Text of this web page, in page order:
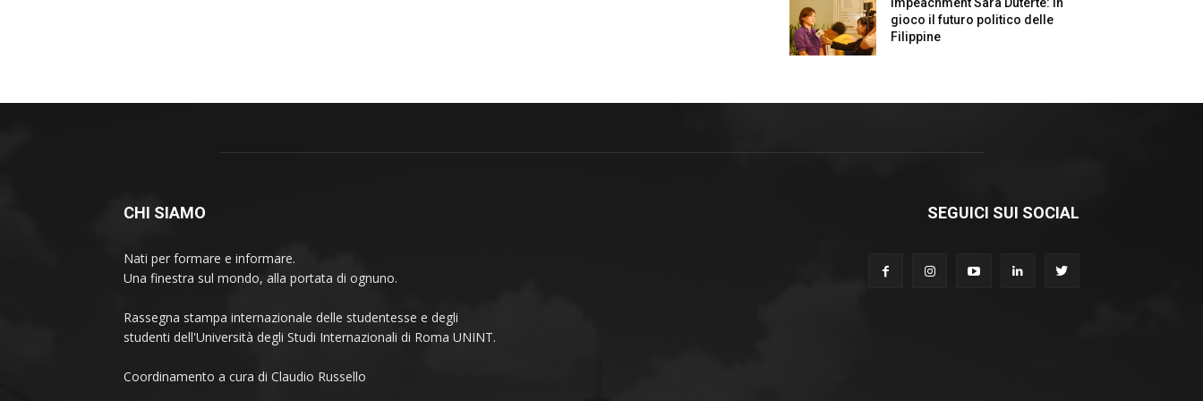
gioco il futuro politico delle
Filippine
CHI SIAMO
Nati per formare e informare.
Una finestra sul mondo, alla portata di ognuno.
Rassegna stampa internazionale delle studentesse e degli
studenti dell'Università degli Studi Internazionali di Roma UNINT.
Coordinamento a cura di Claudio Russello
SEGUICI SUI SOCIAL